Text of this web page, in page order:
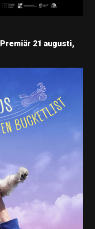
Premiär 21 augusti,